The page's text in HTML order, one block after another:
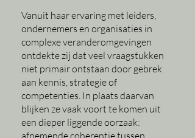
Vanuit haar ervaring met leiders,
ondernemers en organisaties in
complexe veranderomgevingen
ontdekte zij dat veel vraagstukken
niet primair ontstaan door gebrek
aan kennis, strategie of
competenties. In plaats daarvan
blijken ze vaak voort te komen uit
een dieper liggende oorzaak:
afnemende coherentie tussen